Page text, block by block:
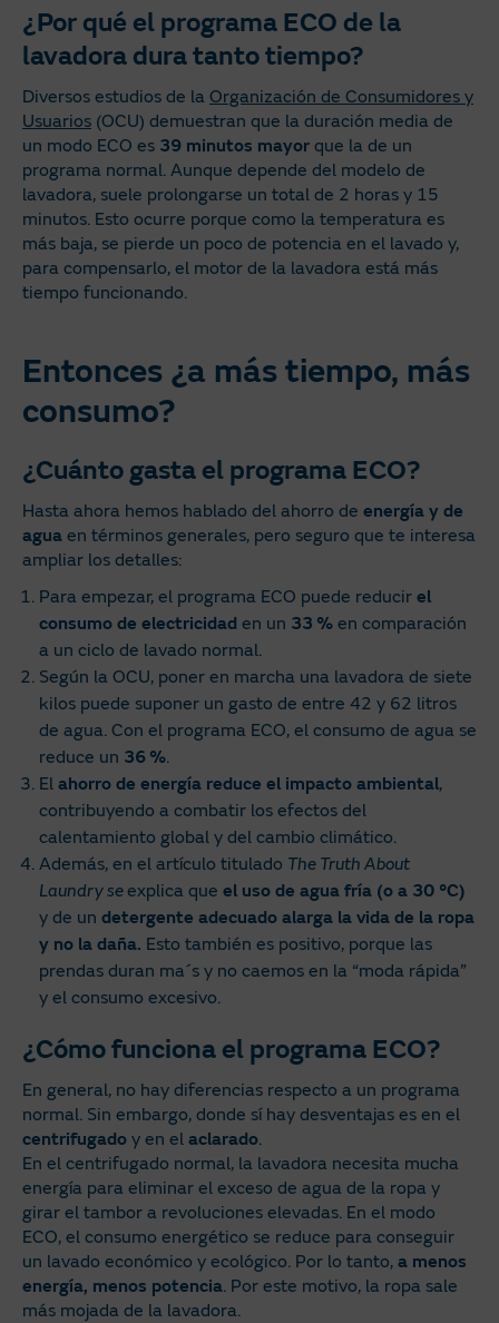
¿Por qué el programa ECO de la
lavadora dura tanto tiempo?
Diversos estudios de la Organización de Consumidores y
Usuarios (OCU) demuestran que la duración media de
un modo ECO es 39 minutos mayor que la de un
programa normal. Aunque depende del modelo de
lavadora, suele prolongarse un total de 2 horas y 15
minutos. Esto ocurre porque como la temperatura es
más baja, se pierde un poco de potencia en el lavado y,
para compensarlo, el motor de la lavadora está más
tiempo funcionando.
Entonces ¿a más tiempo, más
consumo?
¿Cuánto gasta el programa ECO?
Hasta ahora hemos hablado del ahorro de energía y de
agua en términos generales, pero seguro que te interesa
ampliar los detalles:
Para empezar, el programa ECO puede reducir el
consumo de electricidad en un 33 % en comparación
a un ciclo de lavado normal.
Según la OCU, poner en marcha una lavadora de siete
kilos puede suponer un gasto de entre 42 y 62 litros
de agua. Con el programa ECO, el consumo de agua se
reduce un 36 %.
El ahorro de energía reduce el impacto ambiental,
contribuyendo a combatir los efectos del
calentamiento global y del cambio climático.
Además, en el artículo titulado The Truth About
Laundry seexplica que el uso de agua fría (o a 30 °C)
y de un detergente adecuado alarga la vida de la ropa
y no la daña. Esto también es positivo, porque las
prendas duran ma´s y no caemos en la “moda rápida”
y el consumo excesivo.
¿Cómo funciona el programa ECO?
En general, no hay diferencias respecto a un programa
normal. Sin embargo, donde sí hay desventajas es en el
centrifugado y en el aclarado.
En el centrifugado normal, la lavadora necesita mucha
energía para eliminar el exceso de agua de la ropa y
girar el tambor a revoluciones elevadas. En el modo
ECO, el consumo energético se reduce para conseguir
un lavado económico y ecológico. Por lo tanto, a menos
energía, menos potencia. Por este motivo, la ropa sale
más mojada de la lavadora.